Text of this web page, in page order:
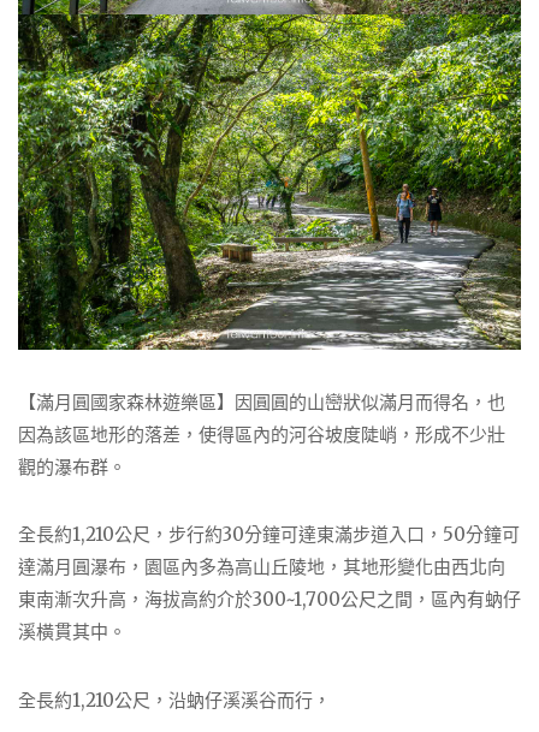
【滿月圓國家森林遊樂區】因圓圓的山巒狀似滿月而得名，也
因為該區地形的落差，使得區內的河谷坡度陡峭，形成不少壯
觀的瀑布群。
全長約1,210公尺，步行約30分鐘可達東滿步道入口，50分鐘可
達滿月圓瀑布，園區內多為高山丘陵地，其地形變化由西北向
東南漸次升高，海拔高約介於300~1,700公尺之間，區內有蚋仔
溪橫貫其中。
全長約1,210公尺，沿蚋仔溪溪谷而行，